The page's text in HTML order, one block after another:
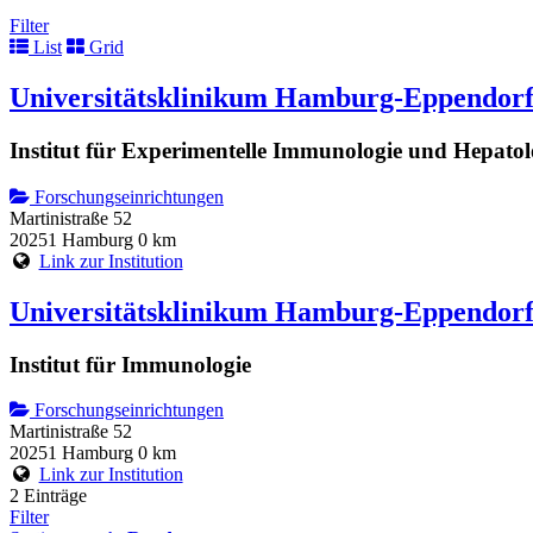
Filter
List
Grid
Universitätsklinikum Hamburg-Eppendorf
Institut für Experimentelle Immunologie und
Forschungseinrichtungen
Martinistraße 52
20251 Hamburg 0 km
Link zur Institution
Universitätsklinikum Hamburg-Eppendorf
Institut für Immunologie
Forschungseinrichtungen
Martinistraße 52
20251 Hamburg 0 km
Link zur Institution
2 Einträge
Filter